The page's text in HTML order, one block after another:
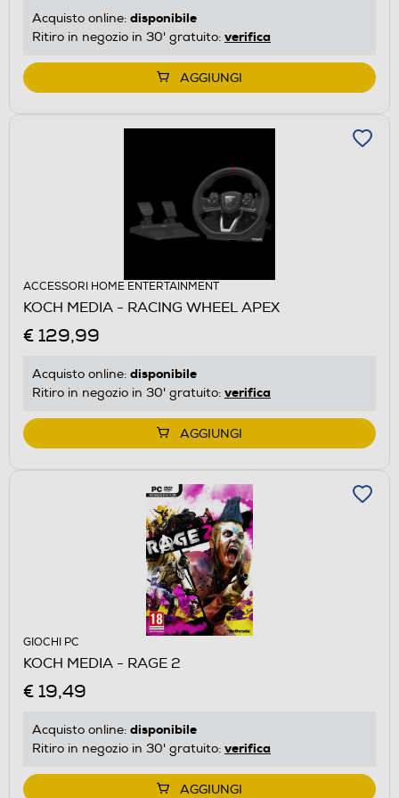
Acquisto online: disponibile
Ritiro in negozio in 30' gratuito: verifica
AGGIUNGI
ACCESSORI HOME ENTERTAINMENT
KOCH MEDIA - RACING WHEEL APEX
€ 129,99
Acquisto online: disponibile
Ritiro in negozio in 30' gratuito: verifica
AGGIUNGI
GIOCHI PC
KOCH MEDIA - RAGE 2
€ 19,49
Acquisto online: disponibile
Ritiro in negozio in 30' gratuito: verifica
AGGIUNGI